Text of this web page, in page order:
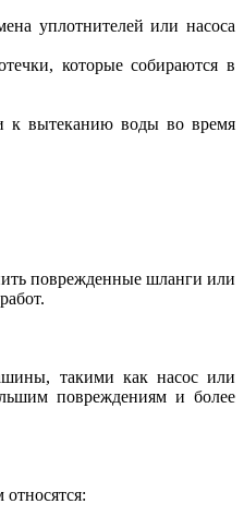
уплотнителей или насоса
которые собираются в
к вытеканию воды во время
поврежденные шланги или
такими как насос или
повреждениям и более